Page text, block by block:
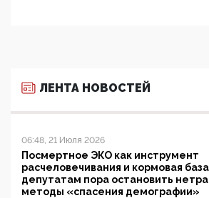
ЛЕНТА НОВОСТЕЙ
06:48, 21 Июля 2026
Посмертное ЭКО как инструмент
расчеловечивания и кормовая
депутатам пора остановить
методы «спасения демографии»